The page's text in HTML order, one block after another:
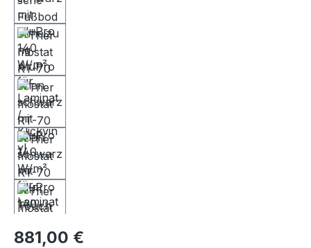
Regulärer Preis:
881,00 €